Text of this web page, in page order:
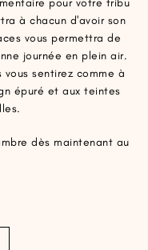
à chacun d'avoir son
vous permettra de
journée en plein air.
sentirez comme à
épuré et aux teintes
dès maintenant au